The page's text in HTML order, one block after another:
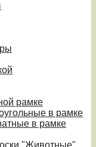
рамке
в рамке
в рамке
"Животные"